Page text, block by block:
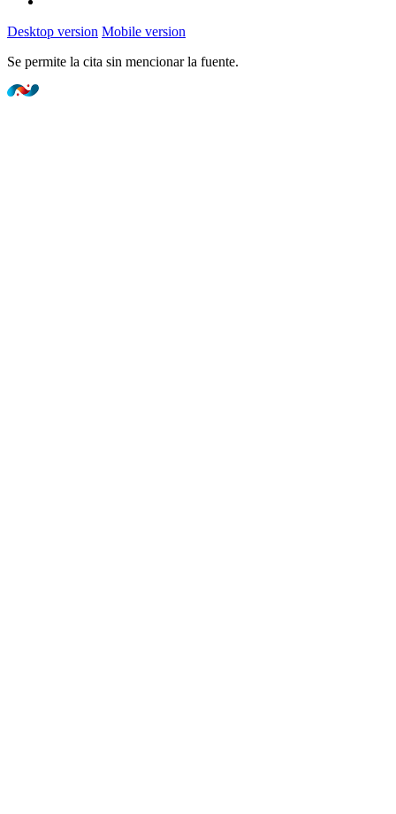
Desktop version Mobile version
Se permite la cita sin mencionar la fuente.